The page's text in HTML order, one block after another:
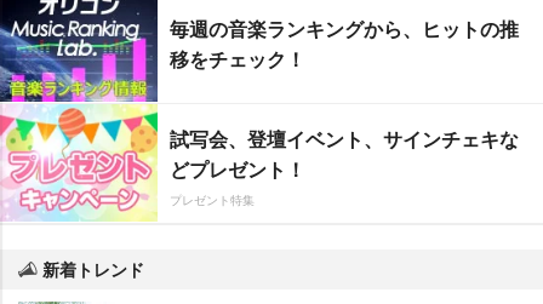
毎週の音楽ランキングから、ヒットの推
移をチェック！
試写会、登壇イベント、サインチェキな
どプレゼント！
プレゼント特集
新着トレンド